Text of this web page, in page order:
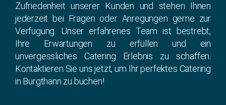
Zufriedenheit unserer Kunden und stehen Ihnen
jederzeit bei Fragen oder Anregungen gerne zur
Verfügung. Unser erfahrenes Team ist bestrebt,
Ihre Erwartungen zu erfüllen und ein
unvergessliches Catering Erlebnis zu schaffen.
Kontaktieren Sie uns jetzt, um Ihr perfektes Catering
in Burgthann zu buchen!